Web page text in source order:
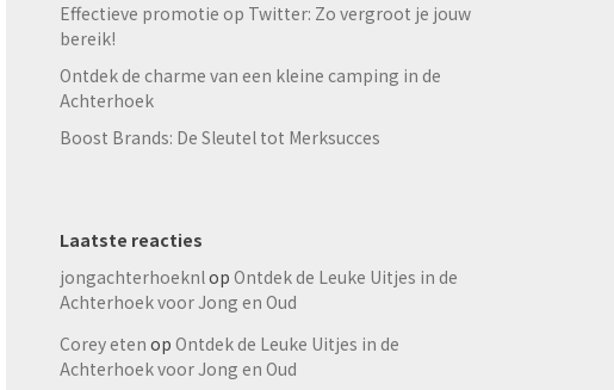
Effectieve promotie op Twitter: Zo vergroot je jouw
bereik!
Ontdek de charme van een kleine camping in de
Achterhoek
Boost Brands: De Sleutel tot Merksucces
Laatste reacties
jongachterhoeknlop Ontdek de Leuke Uitjes in de
Achterhoek voor Jong en Oud
Corey eten op Ontdek de Leuke Uitjes in de
Achterhoek voor Jong en Oud